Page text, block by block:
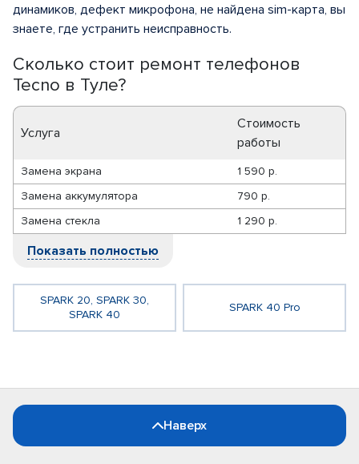
Сколько стоит ремонт телефонов
Tecno в Туле?
Услуга
Стоимость
работы
Замена экрана
1 590 р.
Замена аккумулятора
790 р.
Замена стекла
1 290 р.
Показать полностью
SPARK 20, SPARK 30,
SPARK 40
SPARK 40 Pro
динамиков, дефект микрофона, не найдена sim-карта, вы
знаете, где устранить неисправность.
Наверх